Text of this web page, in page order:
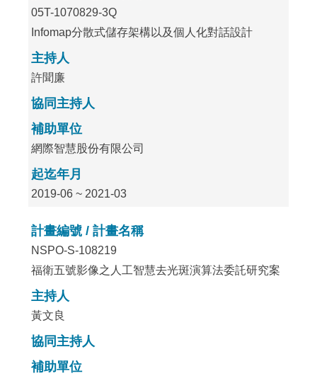
05T-1070829-3Q
Infomap分散式儲存架構以及個人化對話設計
主持人
許聞廉
協同主持人
補助單位
網際智慧股份有限公司
起迄年月
2019-06 ~ 2021-03
計畫編號 / 計畫名稱
NSPO-S-108219
福衛五號影像之人工智慧去光斑演算法委託研究案
主持人
黃文良
協同主持人
補助單位